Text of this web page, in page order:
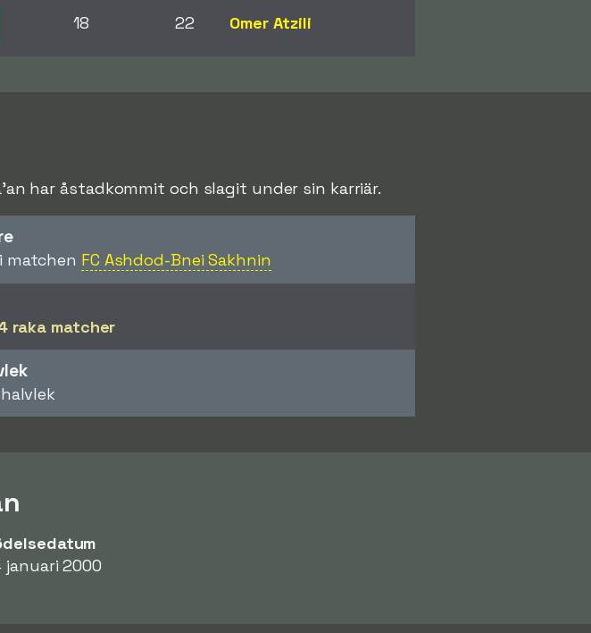
18 22 Omer Atzili
har åstadkommit och slagit under sin karriär.
i matchen FC Ashdod-Bnei Sakhnin
raka matcher
januari 2000